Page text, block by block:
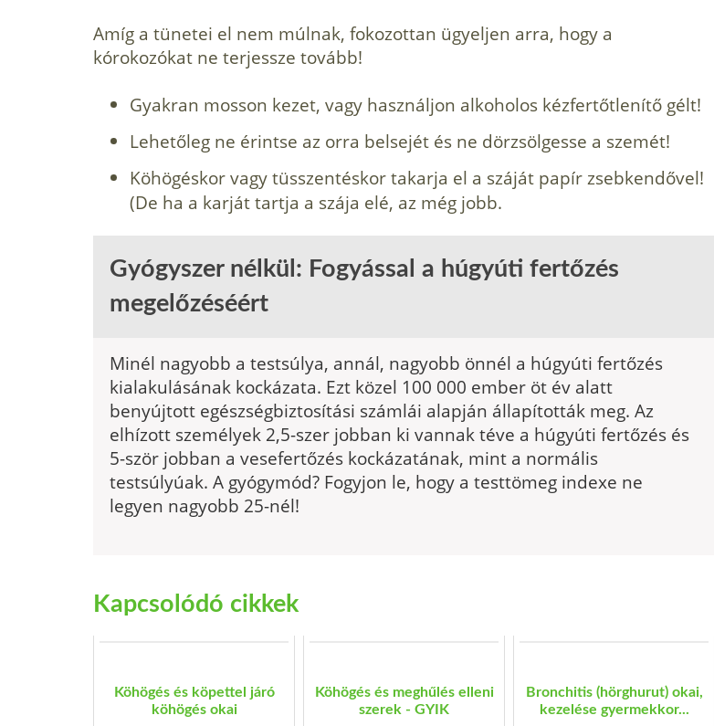
Amíg a tünetei el nem múlnak, fokozottan ügyeljen arra, hogy a
kórokozókat ne terjessze tovább!
Gyakran mosson kezet, vagy használjon alkoholos kézfertőtlenítő gélt!
Lehetőleg ne érintse az orra belsejét és ne dörzsölgesse a szemét!
Köhögéskor vagy tüsszentéskor takarja el a száját papír zsebkendővel!
(De ha a karját tartja a szája elé, az még jobb.
Gyógyszer nélkül: Fogyással a húgyúti fertőzés
megelőzéséért
Minél nagyobb a testsúlya, annál, nagyobb önnél a húgyúti fertőzés
kialakulásának kockázata. Ezt közel 100 000 ember öt év alatt
benyújtott egészségbiztosítási számlái alapján állapították meg. Az
elhízott személyek 2,5-szer jobban ki vannak téve a húgyúti fertőzés és
5-ször jobban a vesefertőzés kockázatának, mint a normális
testsúlyúak. A gyógymód? Fogyjon le, hogy a test­tömeg indexe ne
legyen nagyobb 25-nél!
Kapcsolódó cikkek
Köhögés és köpettel járó
köhögés okai
Köhögés és meghűlés elleni
szerek - GYIK
Bronchitis (hörghurut) okai,
kezelése gyermekkor...